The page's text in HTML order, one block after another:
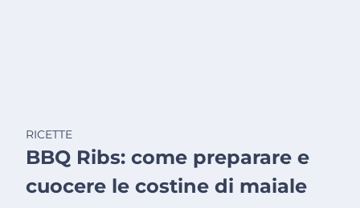
RICETTE
BBQ Ribs: come preparare e
cuocere le costine di maiale